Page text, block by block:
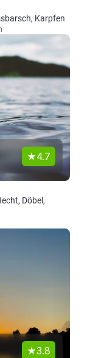
Karpfen
4.7
Döbel,
3.8